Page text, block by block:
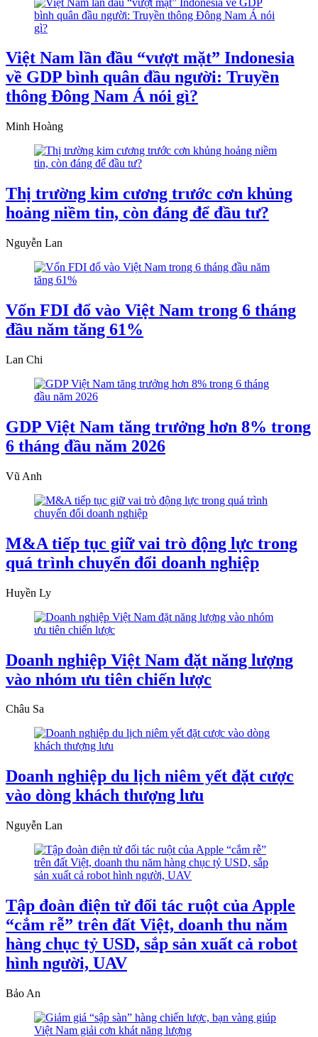
Việt Nam lần đầu “vượt mặt” Indonesia
về GDP bình quân đầu người: Truyền
thông Đông Nam Á nói gì?
Minh Hoàng
Thị trường kim cương trước cơn khủng
hoảng niềm tin, còn đáng để đầu tư?
Nguyễn Lan
Vốn FDI đổ vào Việt Nam trong 6 tháng
đầu năm tăng 61%
Lan Chi
GDP Việt Nam tăng trưởng hơn 8% trong
6 tháng đầu năm 2026
Vũ Anh
M&A tiếp tục giữ vai trò động lực trong
quá trình chuyển đổi doanh nghiệp
Huyền Ly
Doanh nghiệp Việt Nam đặt năng lượng
vào nhóm ưu tiên chiến lược
Châu Sa
Doanh nghiệp du lịch niêm yết đặt cược
vào dòng khách thượng lưu
Nguyễn Lan
Tập đoàn điện tử đối tác ruột của Apple
“cắm rễ” trên đất Việt, doanh thu năm
hàng chục tỷ USD, sắp sản xuất cả robot
hình người, UAV
Bảo An